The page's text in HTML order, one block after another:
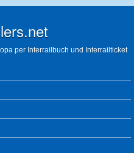
per Interrailbuch und Interrailticket